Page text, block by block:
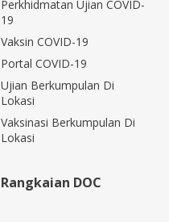
Perkhidmatan Ujian COVID-
19
Vaksin COVID-19
Portal COVID-19
Ujian Berkumpulan Di
Lokasi
Vaksinasi Berkumpulan Di
Lokasi
Rangkaian DOC